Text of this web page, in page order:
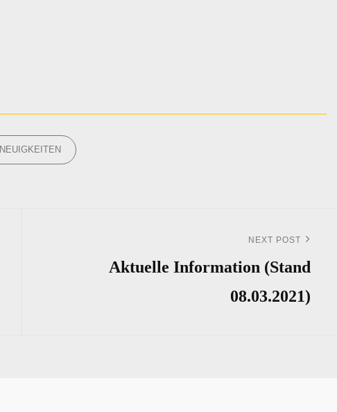
NEUIGKEITEN
NEXT POST
Aktuelle Information (Stand
08.03.2021)